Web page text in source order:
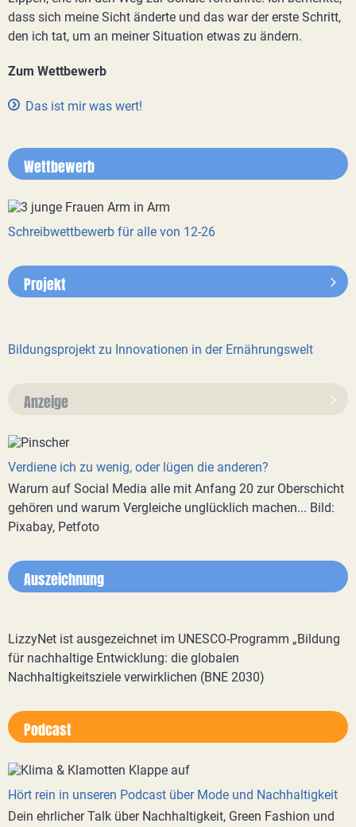
dass sich meine Sicht änderte und das war der erste Schritt,
den ich tat, um an meiner Situation etwas zu ändern.
Zum Wettbewerb
Das ist mir was wert!
Wettbewerb
Schreibwettbewerb für alle von 12-26
Projekt
Bildungsprojekt zu Innovationen in der Ernährungswelt
Anzeige
Verdiene ich zu wenig, oder lügen die anderen?
Warum auf Social Media alle mit Anfang 20 zur Oberschicht
gehören und warum Vergleiche unglücklich machen... Bild:
Pixabay, Petfoto
Auszeichnung
LizzyNet ist ausgezeichnet im UNESCO-Programm „Bildung
für nachhaltige Entwicklung: die globalen
Nachhaltigkeitsziele verwirklichen (BNE 2030)
Podcast
Hört rein in unseren Podcast über Mode und Nachhaltigkeit
Dein ehrlicher Talk über Nachhaltigkeit, Green Fashion und